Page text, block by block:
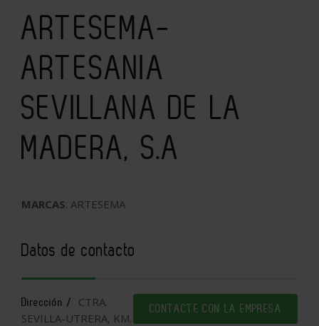
ARTESEMA-
ARTESANIA
SEVILLANA DE LA
MADERA, S.A
MARCAS: ARTESEMA
Datos de contacto
CONTACTE CON LA EMPRESA
Dirección /
CTRA.
SEVILLA-UTRERA, KM.